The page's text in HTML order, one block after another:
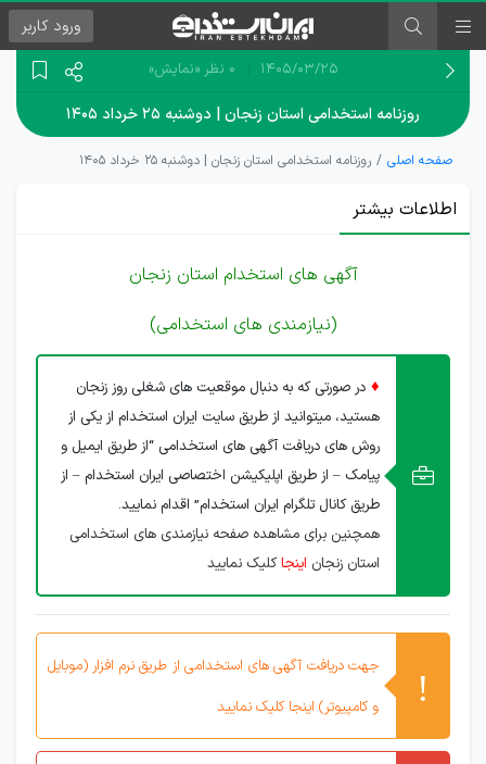
ورود کاربر
۱۴۰۵/۰۳/۲۵ 0 نظر «نمایش»
روزنامه استخدامی استان زنجان | دوشنبه ۲۵ خرداد ۱۴۰۵
صفحه اصلی روزنامه استخدامی استان زنجان | دوشنبه ۲۵ خرداد ۱۴۰۵
اطلاعات بیشتر
آگهی های استخدام استان زنجان
(نیازمندی های استخدامی)
♦ در صورتی که به دنبال موقعیت های شغلی روز زنجان
هستید، میتوانید از طریق سایت ایران استخدام از یکی از
روش های دریافت آگهی های استخدامی “از طریق ایمیل و
پیامک – از طریق اپلیکیشن اختصاصی ایران استخدام – از
طریق کانال تلگرام ایران استخدام” اقدام نمایید.
همچنین برای مشاهده صفحه نیازمندی های استخدامی
استان زنجان اینجاکلیک نمایید
جهت دریافت آگهی های استخدامی از طریق نرم افزار (موبایل
و کامپیوتر) اینجا کلیک نمایید